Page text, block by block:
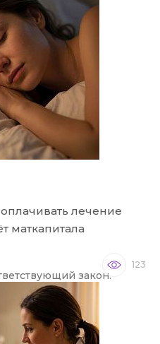
лечение
маткапитала
закон.
123